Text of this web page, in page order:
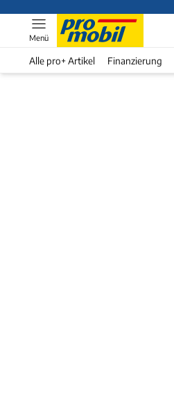
Menü
Alle pro+ Artikel Finanzierung